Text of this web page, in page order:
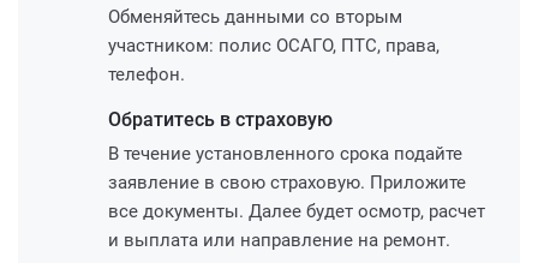
Обменяйтесь данными со вторым
участником: полис ОСАГО, ПТС, права,
телефон.
Обратитесь в страховую
В течение установленного срока подайте
заявление в свою страховую. Приложите
все документы. Далее будет осмотр, расчет
и выплата или направление на ремонт.